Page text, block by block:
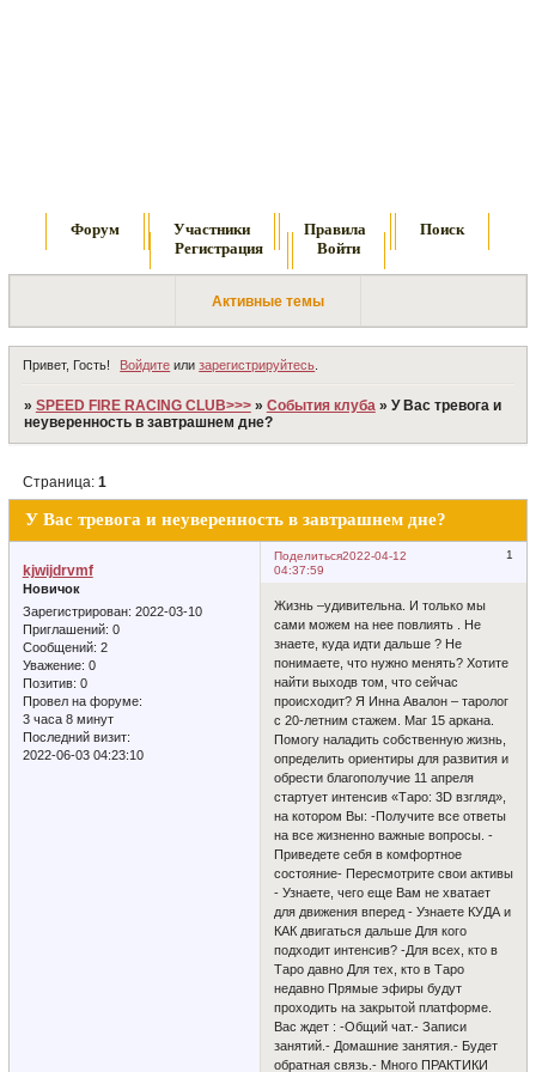
Форум Участники Правила
Поиск
Регистрация
Войти
Активные темы
Привет, Гость! Войдите илизарегистрируйтесь
» SPEED FIRE RACING CLUB>>> » События клуба » У Вас тревога и
неуверенность в завтрашнем дне?
У Вас тревога и неуверенность в завтрашнем дне?
Страница: 1
Поделиться 1
2022-04-12
04:37:59
kjwijdrvmf
Новичок
Зарегистрирован: 2022-03-10
Приглашений: 0
Сообщений: 2
Уважение: 0
Позитив: 0
Провел на форуме:
3 часа 8 минут
Последний визит:
2022-06-03 04:23:10
Жизнь –удивительна. И только мы
сами можем на нее повлиять . Не
знаете, куда идти дальше ? Не
понимаете, что нужно менять? Хотите
найти выходв том, что сейчас
происходит? Я Инна Авалон – таролог
с 20-летним стажем. Маг 15 аркана.
Помогу наладить собственную жизнь,
определить ориентиры для развития и
обрести благополучие 11 апреля
стартует интенсив «Таро: 3D взгляд»,
на котором Вы: -Получите все ответы
на все жизненно важные вопросы. -
Приведете себя в комфортное
состояние- Пересмотрите свои активы
- Узнаете, чего еще Вам не хватает
для движения вперед - Узнаете КУДА и
КАК двигаться дальше Для кого
подходит интенсив? -Для всех, кто в
Таро давно Для тех, кто в Таро
недавно Прямые эфиры будут
проходить на закрытой платформе.
Вас ждет : -Общий чат.- Записи
занятий.- Домашние занятия.- Будет
обратная связь.- Много ПРАКТИКИ